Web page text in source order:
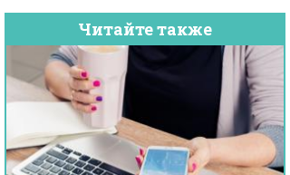
Читайте также